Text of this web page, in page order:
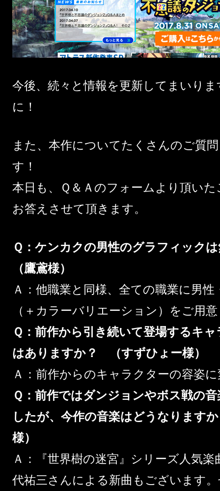
今後、続々と情報を更新してまいり
に！
また、本作についてたくさんのご質
す！
本日も、Ｑ＆Ａのフォームより頂い
お答えさせて頂きます。
Ｑ：ケンカクの男性のグラフィック
（鷹鳶様）
Ａ：他職業と同様、全ての職業に男
（＋カラーバリエーション）をご用
Ｑ：前作から引き続いて登場するキ
はありますか？ （すずひょー様）
Ａ：前作からのキャラクターの容姿
Ｑ：前作ではダンジョンやボス戦の
したが、今作の音楽はどうなります
様）
Ａ：『世界樹の迷宮』シリーズ人気
代祐三さんによる新曲もございます